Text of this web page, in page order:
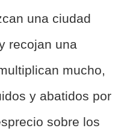
una ciudad
recojan una
mucho,
y abatidos por
sobre los